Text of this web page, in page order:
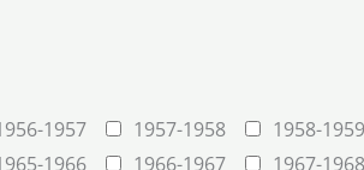
1957 1957-1958 1958-1959
1966 1966-1967 1967-1968